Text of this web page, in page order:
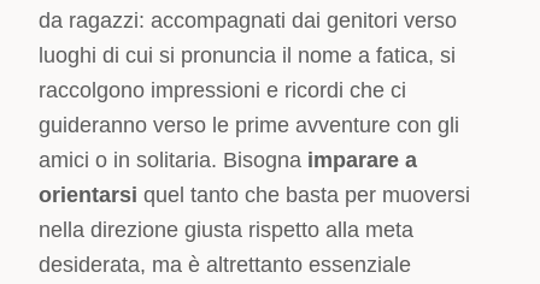
da ragazzi: accompagnati dai genitori verso
luoghi di cui si pronuncia il nome a fatica, si
raccolgono impressioni e ricordi che ci
guideranno verso le prime avventure con gli
amici o in solitaria. Bisogna imparare a
orientarsi quel tanto che basta per muoversi
nella direzione giusta rispetto alla meta
desiderata, ma è altrettanto essenziale